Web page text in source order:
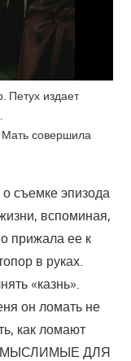
Петух издает
Мать совершила
съемке эпизода
вспоминая,
прижала ее к
в руках.
«казнь».
он ломать не
как ломают
НЕМЫСЛИМЫЕ ДЛЯ